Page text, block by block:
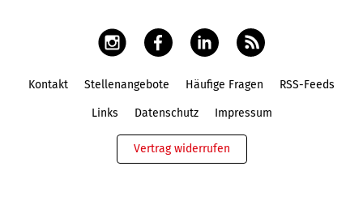
Kontakt Stellenangebote Häufige Fragen RSS-Feeds
Links Datenschutz Impressum
Vertrag widerrufen